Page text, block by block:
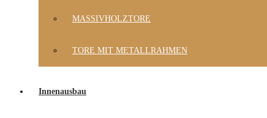
MASSIVHOLZTORE
TORE MIT METALLRAHMEN
Innenausbau